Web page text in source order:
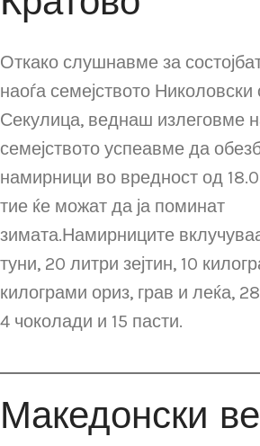
Откако слушнавме за
наоѓа семејството Николовски
Секулица, веднаш излеговме
семејството успеавме да
намирници во вредност од
тие ќе можат да ја поминат
зимата.Намирниците
туни, 20 литри зејтин, 10
килограми ориз, грав и леќа,
4 чоколади и 15 пасти.
Македонски